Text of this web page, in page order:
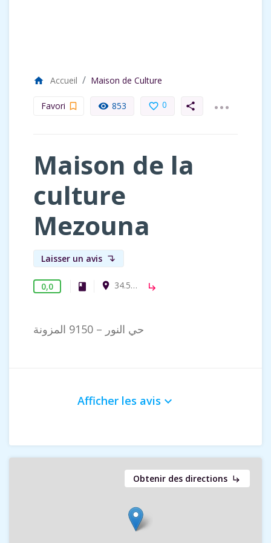
home Accueil Maison de Culture
Favori bookmark_border remove_red_eye 853 favorite_border 0 share ...
Maison de la
culture
Mezouna
Laisser un avis subdirectory_arrow_left
0,0 book Maison de Culture
room 34.58041, 9.84664 subdirectory_arrow_right
حي النور – 9150 المزونة
Afficher les avis keyboard_arrow_down
Obtenir des directions subdirectory_arrow_right